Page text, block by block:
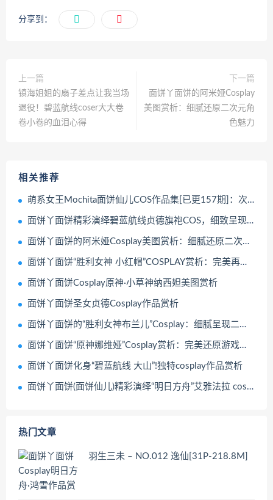
分享到：
上一篇
镇海姐姐的扇子差点让我当场
退役！碧蓝航线coser大大卷
卷小卷的血泪心得
下一篇
面饼丫面饼的阿米娅Cosplay
美图赏析：细腻还原二次元角
色魅力
相关推荐
萌系女王Mochita面饼仙儿COS作品集[已更157期]：次元壁被她彻底打破！
面饼丫面饼精彩演绎碧蓝航线贞德旗袍COS，细致呈现二次元魅力
面饼丫面饼的阿米娅Cosplay美图赏析：细腻还原二次元角色魅力
面饼丫面饼“胜利女神 小红帽”COSPLAY赏析：完美再现经典角色
面饼丫面饼Cosplay原神·小草神纳西妲美图赏析
面饼丫面饼圣女贞德Cosplay作品赏析
面饼丫面饼的“胜利女神布兰儿”Cosplay：细腻呈现二次元魅力
面饼丫面饼“原神娜维娅”Cosplay赏析：完美还原游戏角色的精致与魅力
面饼丫面饼化身“碧蓝航线 大山”!独特cosplay作品赏析
面饼丫面饼(面饼仙儿)精彩演绎“明日方舟”艾雅法拉 cosplay作品赏析
热门文章
羽生三未 – NO.012 逸仙[31P-218.8M]